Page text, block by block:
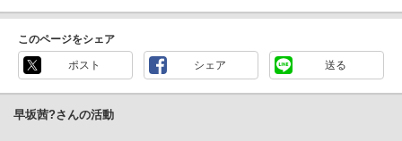
このページをシェア
ポスト シェア 送る
早坂茜?さんの活動